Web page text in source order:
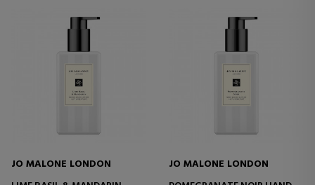
JO MALONE LONDON
JO MALONE LONDON